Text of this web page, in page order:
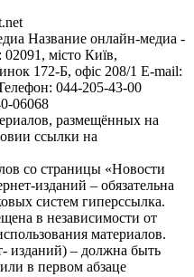
Название онлайн-медиа -
місто Київ,
172-Б, офіс 208/1 E-mail:
044-205-43-00
06068
размещённых на
ссылки на
со страницы «Новости
изданий – обязательна
систем гиперссылка.
в независимости от
материалов.
изданий) – должна быть
в первом абзаце